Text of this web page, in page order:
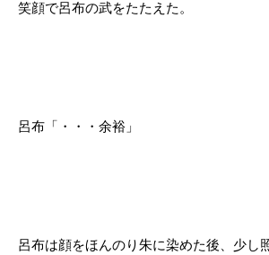
笑顔で呂布の武をたたえた。
呂布「・・・余裕」
呂布は顔をほんのり朱に染めた後、少し